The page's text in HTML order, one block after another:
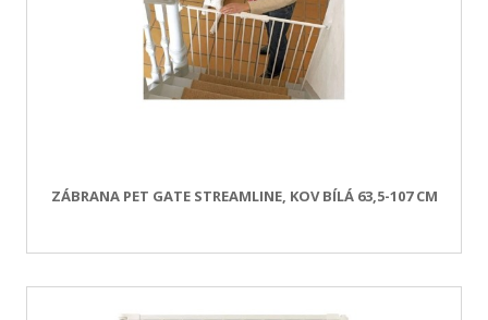
ZÁBRANA PET GATE STREAMLINE, KOV BÍLÁ 63,5-107 CM